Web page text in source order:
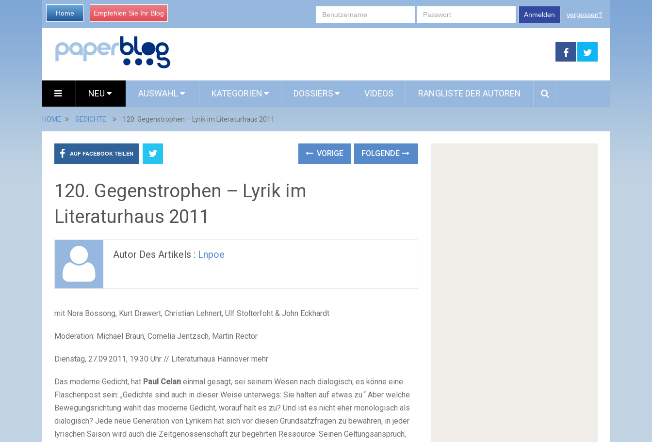
Home Empfehlen Sie Ihr Blog Anmelden vergessen?
NEU AUSWAHL KATEGORIEN DOSSIERS VIDEOS RANGLISTE DER AUTOREN
HOME GEDICHTE 120. Gegenstrophen – Lyrik im Literaturhaus 2011
AUF FACEBOOK TEILEN VORIGE FOLGENDE
120. Gegenstrophen – Lyrik im
Literaturhaus 2011
Autor Des Artikels : Lnpoe
mit Nora Bossong, Kurt Drawert, Christian Lehnert, Ulf Stolterfoht & John Eckhardt
Moderation: Michael Braun, Cornelia Jentzsch, Martin Rector
Dienstag, 27.09.2011, 19.30 Uhr // Literaturhaus Hannover mehr
Das moderne Gedicht, hat Paul Celan einmal gesagt, sei seinem Wesen nach dialogisch, es könne eine
Flaschenpost sein: „Gedichte sind auch in dieser Weise unterwegs: Sie halten auf etwas zu.“ Aber welche
Bewegungsrichtung wählt das moderne Gedicht, worauf hält es zu? Und ist es nicht eher monologisch als
dialogisch? Jede neue Generation von Lyrikern hat sich vor diesen Grundsatzfragen zu bewähren, in jeder
lyrischen Saison wird auch die Zeitgenossenschaft zur begehrten Ressource. Seinen Geltungsanspruch,